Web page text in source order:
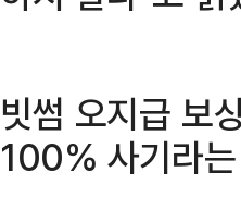
빗썸 오지급 보
100% 사기라